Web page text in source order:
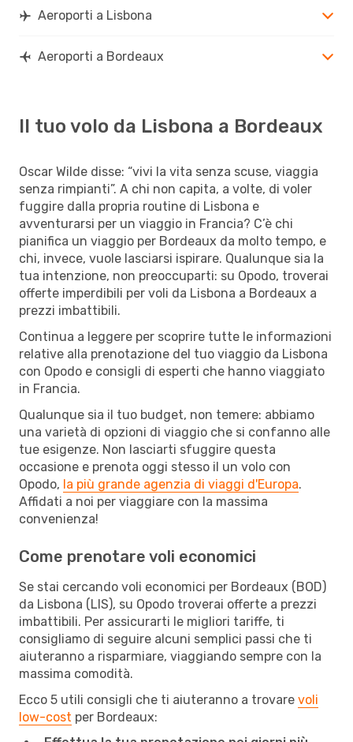
Aeroporti a Lisbona
Aeroporti a Bordeaux
Il tuo volo da Lisbona a Bordeaux
Oscar Wilde disse: “vivi la vita senza scuse, viaggia
senza rimpianti”. A chi non capita, a volte, di voler
fuggire dalla propria routine di Lisbona e
avventurarsi per un viaggio in Francia? C’è chi
pianifica un viaggio per Bordeaux da molto tempo, e
chi, invece, vuole lasciarsi ispirare. Qualunque sia la
tua intenzione, non preoccuparti: su Opodo, troverai
offerte imperdibili per voli da Lisbona a Bordeaux a
prezzi imbattibili.
Continua a leggere per scoprire tutte le informazioni
relative alla prenotazione del tuo viaggio da Lisbona
con Opodo e consigli di esperti che hanno viaggiato
in Francia.
Qualunque sia il tuo budget, non temere: abbiamo
una varietà di opzioni di viaggio che si confanno alle
tue esigenze. Non lasciarti sfuggire questa
occasione e prenota oggi stesso il un volo con
Opodo, la più grande agenzia di viaggi d'Europa.
Affidati a noi per viaggiare con la massima
convenienza!
Come prenotare voli economici
Se stai cercando voli economici per Bordeaux (BOD)
da Lisbona (LIS), su Opodo troverai offerte a prezzi
imbattibili. Per assicurarti le migliori tariffe, ti
consigliamo di seguire alcuni semplici passi che ti
aiuteranno a risparmiare, viaggiando sempre con la
massima comodità.
Ecco 5 utili consigli che ti aiuteranno a trovare voli
low-cost per Bordeaux: